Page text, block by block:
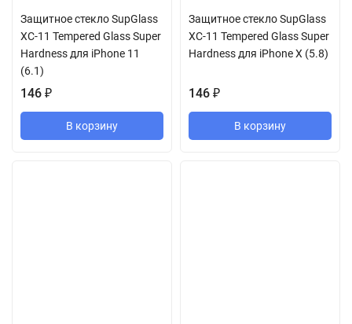
Защитное стекло SupGlass
XC-11 Tempered Glass Super
Hardness для iPhone 11
(6.1)
146 ₽
В корзину
Защитное стекло SupGlass
XC-11 Tempered Glass Super
Hardness для iPhone X (5.8)
146 ₽
В корзину